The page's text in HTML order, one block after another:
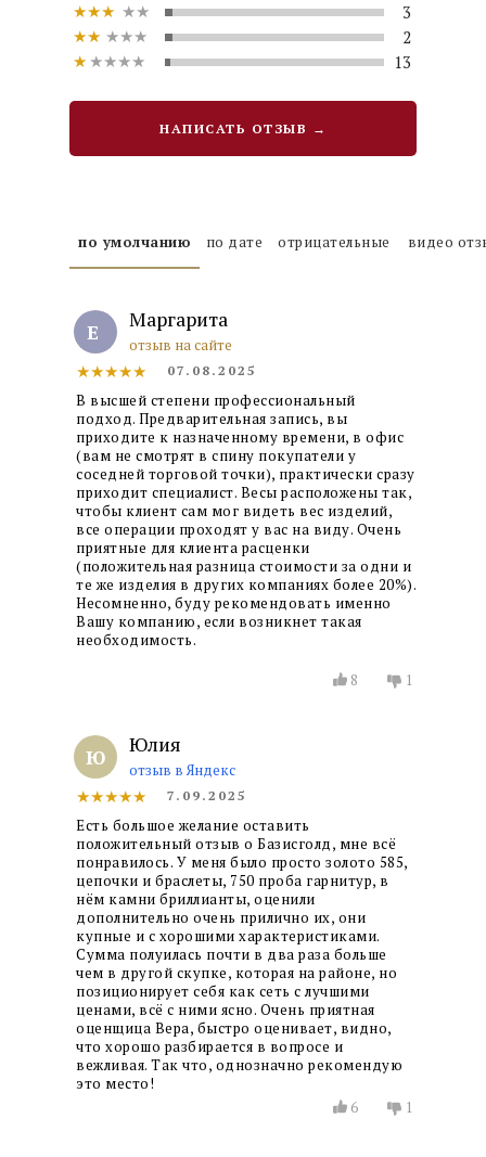
★★★
★★
★
★★
★★★
★★★★
3
2
13
НАПИСАТЬ ОТЗЫВ →
по умолчанию по дате отрицательные видео
Е Маргарита
07.08.2025
В высшей степени профессиональный
подход. Предварительная запись, вы
приходите к назначенному времени, в офис
(вам не смотрят в спину покупатели у
соседней торговой точки), практически сразу
приходит специалист. Весы расположены так,
чтобы клиент сам мог видеть вес изделий,
все операции проходят у вас на виду. Очень
приятные для клиента расценки
(положительная разница стоимости за одни и
те же изделия в других компаниях более 20%).
Несомненно, буду рекомендовать именно
Вашу компанию, если возникнет такая
необходимость.
★★★★★
отзыв на сайте
8 1
Ю Юлия
7.09.2025
Есть большое желание оставить
положительный отзыв о Базисголд, мне всё
понравилось. У меня было просто золото 585,
цепочки и браслеты, 750 проба гарнитур, в
нём камни бриллианты, оценили
дополнительно очень прилично их, они
купные и с хорошими характеристиками.
Сумма полуилась почти в два раза больше
чем в другой скупке, которая на районе, но
позиционирует себя как сеть с лучшими
ценами, всё с ними ясно. Очень приятная
оценщица Вера, быстро оценивает, видно,
что хорошо разбирается в вопросе и
вежливая. Так что, однозначно рекомендую
это место!
★★★★★
отзыв в Яндекс
6 1